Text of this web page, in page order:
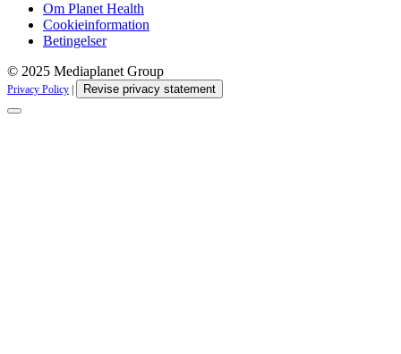
Om Planet Health
Cookieinformation
Betingelser
© 2025 Mediaplanet Group
Privacy Policy Revise privacy statement